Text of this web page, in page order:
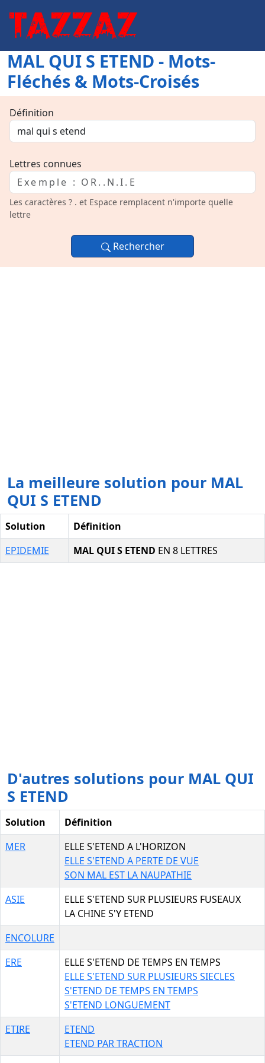
MAL QUI S ETEND - Mots-
Fléchés & Mots-Croisés
Définition
Lettres connues
Les caractères ? . et Espace remplacent n'importe quelle
lettre
Rechercher
La meilleure solution pour MAL
QUI S ETEND
Solution
Définition
EPIDEMIE
MAL QUI S ETEND EN 8 LETTRES
D'autres solutions pour MAL QUI
S ETEND
Solution
Définition
MER
ELLE S'ETEND A L'HORIZON
ELLE S'ETEND A PERTE DE VUE
SON MAL EST LA NAUPATHIE
ASIE
ELLE S'ETEND SUR PLUSIEURS FUSEAUX
LA CHINE S'Y ETEND
ENCOLURE
ERE
ELLE S'ETEND DE TEMPS EN TEMPS
ELLE S'ETEND SUR PLUSIEURS SIECLES
S'ETEND DE TEMPS EN TEMPS
S'ETEND LONGUEMENT
ETIRE
ETEND
ETEND PAR TRACTION